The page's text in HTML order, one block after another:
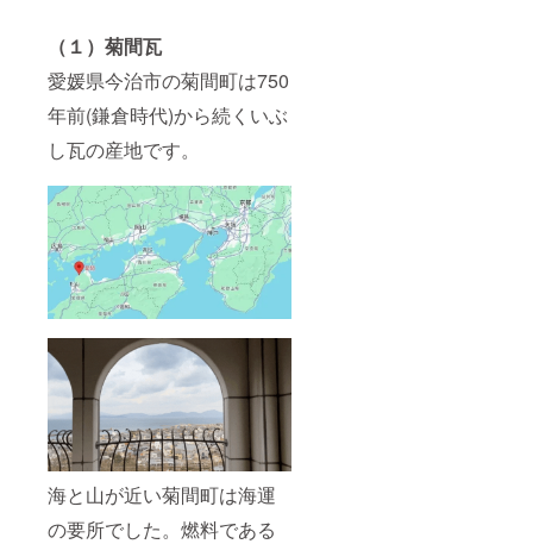
（１）菊間瓦
愛媛県今治市の菊間町は750
年前(鎌倉時代)から続くいぶ
し瓦の産地です。
海と山が近い菊間町は海運
の要所でした。燃料である